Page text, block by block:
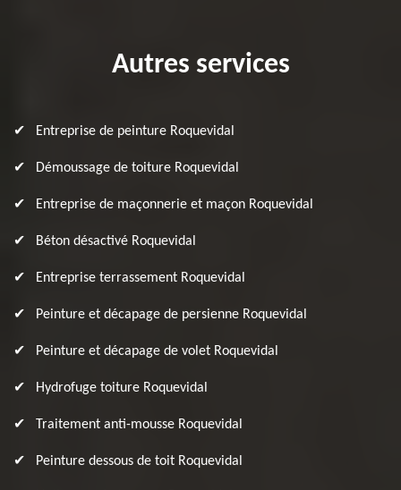
Autres services
Entreprise de peinture Roquevidal
Démoussage de toiture Roquevidal
Entreprise de maçonnerie et maçon Roquevidal
Béton désactivé Roquevidal
Entreprise terrassement Roquevidal
Peinture et décapage de persienne Roquevidal
Peinture et décapage de volet Roquevidal
Hydrofuge toiture Roquevidal
Traitement anti-mousse Roquevidal
Peinture dessous de toit Roquevidal